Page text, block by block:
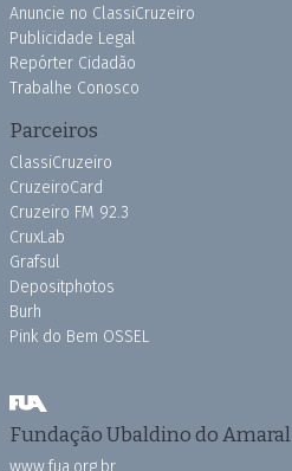
Anuncie no ClassiCruzeiro
Publicidade Legal
Repórter Cidadão
Trabalhe Conosco
Parceiros
ClassiCruzeiro
CruzeiroCard
Cruzeiro FM 92.3
CruxLab
Grafsul
Depositphotos
Burh
Pink do Bem OSSEL
Fundação Ubaldino do Amaral
www.fua.org.br